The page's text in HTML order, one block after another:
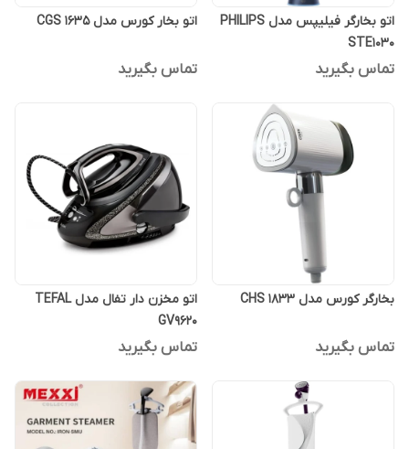
اتو بخارگر فیلیپس مدل PHILIPS
STE1030
تماس بگیرید
اتو بخار کورس مدل CGS 1635
تماس بگیرید
بخارگر کورس مدل CHS 1833
تماس بگیرید
اتو مخزن دار تفال مدل TEFAL
GV9620
تماس بگیرید